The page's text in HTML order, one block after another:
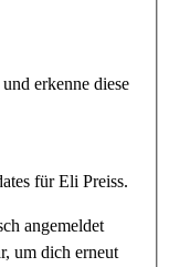
und erkenne diese
für Eli Preiss.
angemeldet
um dich erneut